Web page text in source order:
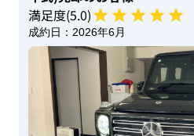
満足度(5.0)
成約日： 2026年6月